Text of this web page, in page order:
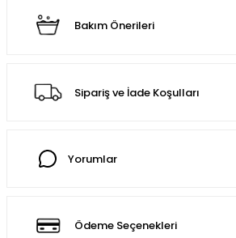
Bakım Önerileri
Sipariş ve İade Koşulları
Yorumlar
Ödeme Seçenekleri